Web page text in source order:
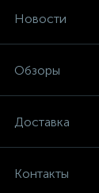
Новости
Обзоры
Доставка
Контакты